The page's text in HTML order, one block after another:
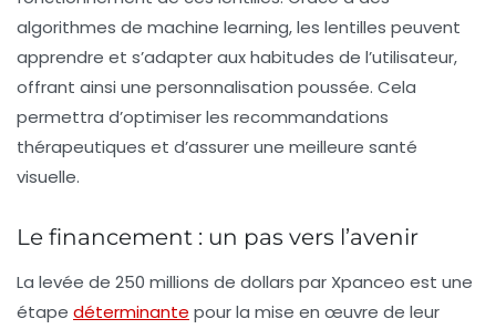
algorithmes de machine learning, les lentilles peuvent
apprendre et s’adapter aux habitudes de l’utilisateur,
offrant ainsi une personnalisation poussée. Cela
permettra d’optimiser les recommandations
thérapeutiques et d’assurer une meilleure santé
visuelle.
Le financement : un pas vers l’avenir
La levée de 250 millions de dollars par Xpanceo est une
étape déterminante pour la mise en œuvre de leur